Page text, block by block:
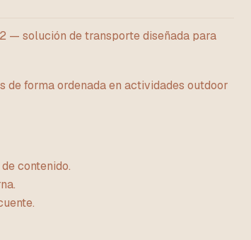
— solución de transporte diseñada para
forma ordenada en actividades outdoor
contenido.